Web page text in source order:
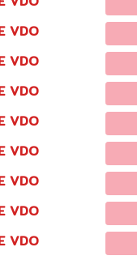
VDO
VDO
VDO
VDO
VDO
VDO
VDO
VDO